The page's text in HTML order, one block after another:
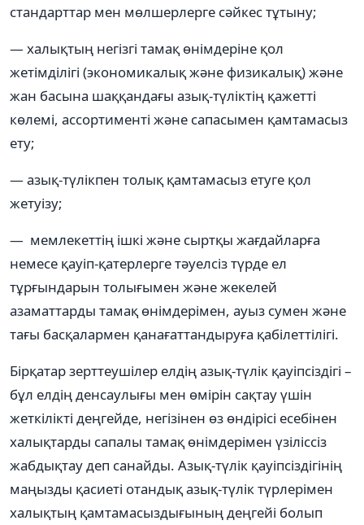
стандарттар мен мөлшерлерге сәйкес тұтыну;
— халықтың негізгі тамақ өнімдеріне қол
жетімділігі (экономикалық және физикалық) және
жан басына шаққандағы азық-түліктің қажетті
көлемі, ассортименті және сапасымен қамтамасыз
ету;
— азық-түлікпен толық қамтамасыз етуге қол
жетуізу;
— мемлекеттің ішкі және сыртқы жағдайларға
немесе қауіп-қатерлерге тәуелсіз түрде ел
тұрғындарын толығымен және жекелей
азаматтарды тамақ өнімдерімен, ауыз сумен және
тағы басқалармен қанағаттандыруға қабілеттілігі.
Бірқатар зерттеушілер елдің азық-түлік қауіпсіздігі –
бұл елдің денсаулығы мен өмірін сақтау үшін
жеткілікті деңгейде, негізінен өз өндірісі есебінен
халықтарды сапалы тамақ өнімдерімен үзіліссіз
жабдықтау деп санайды. Азық-түлік қауіпсіздігінің
маңызды қасиеті отандық азық-түлік түрлерімен
халықтың қамтамасыздығының деңгейі болып